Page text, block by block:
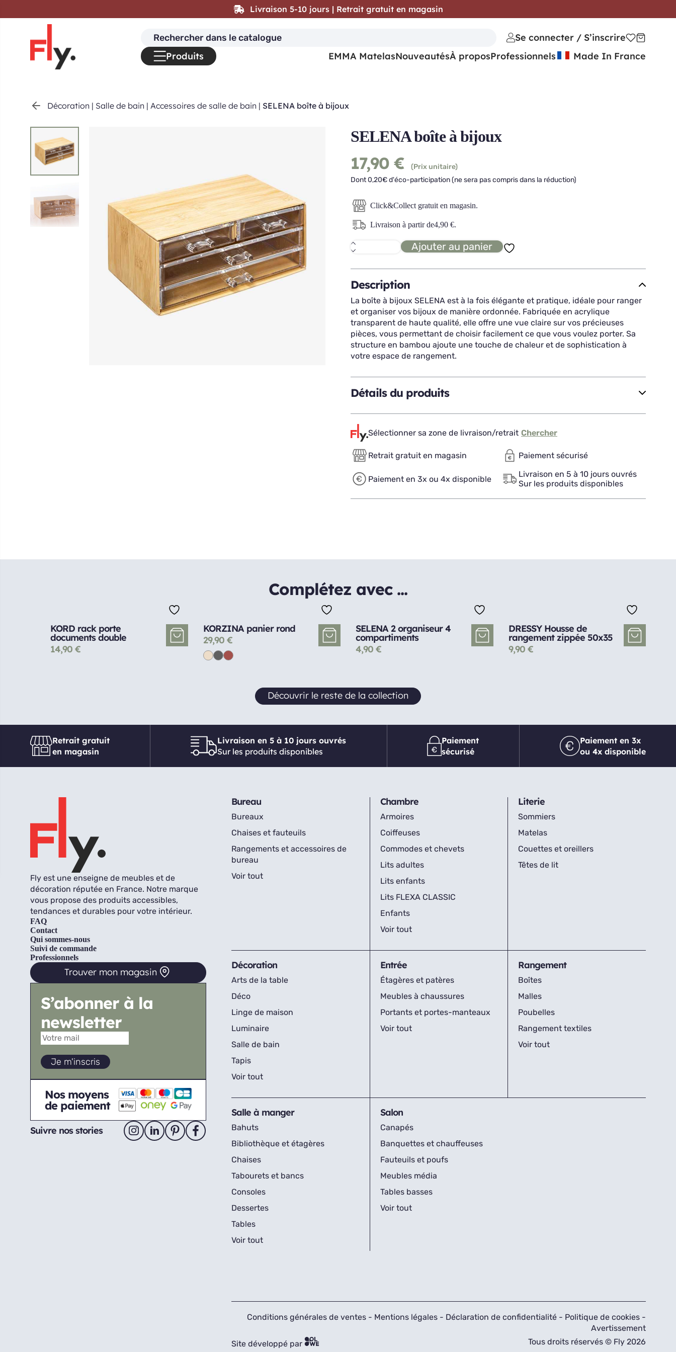
Décoration | Salle de bain | Accessoires de salle de bain | SELENA boîte à bijoux
SELENA boîte à bijoux
17,90 €
(Prix unitaire)
Dont 0,20€ d'éco-participation (ne sera pas compris dans la réduction)
Click&Collect gratuit en magasin.
Livraison à partir de4,90 €.
quantité
de
boîte
à
bijoux
Ajouter au panier
Description
La boîte à bijoux SELENA est à la fois élégante et pratique, idéale pour ranger
et organiser vos bijoux de manière ordonnée. Fabriquée en acrylique
transparent de haute qualité, elle offre une vue claire sur vos précieuses
pièces, vous permettant de choisir facilement ce que vous voulez porter. Sa
structure en bambou ajoute une touche de chaleur et de sophistication à
votre espace de rangement.
Détails du produits
Sélectionner sa zone de livraison/retrait Chercher
Retrait gratuit en magasin Paiement sécurisé
Paiement en 3x ou 4x disponible
Livraison en 5 à 10 jours ouvrés
Sur les produits disponibles
Complétez avec ...
KORD rack porte
documents double
14,90 €
KORZINA panier rond
29,90 €
SELENA 2 organiseur 4
compartiments
4,90 €
DRESSY Housse de
rangement zippée 50x35
9,90 €
Découvrir le reste de la collection
Retrait gratuit
en magasin
Livraison en 5 à 10 jours ouvrés
Sur les produits disponibles
Paiement
sécurisé
Paiement en 3x
ou 4x disponible
Fly est une enseigne de meubles et de
décoration réputée en France. Notre marque
vous propose des produits accessibles,
tendances et durables pour votre intérieur.
FAQ
Contact
Qui sommes-nous
Suivi de commande
Professionnels
Trouver mon magasin
S’abonner à la
newsletter
Nos moyens
de paiement
Suivre nos stories
Bureau
Bureaux
Chaises et fauteuils
Rangements et accessoires de
bureau
Voir tout
Chambre
Armoires
Coiffeuses
Commodes et chevets
Lits adultes
Lits enfants
Lits FLEXA CLASSIC
Enfants
Voir tout
Literie
Sommiers
Matelas
Couettes et oreillers
Têtes de lit
Décoration
Arts de la table
Déco
Linge de maison
Luminaire
Salle de bain
Tapis
Voir tout
Entrée
Étagères et patères
Meubles à chaussures
Portants et portes-manteaux
Voir tout
Rangement
Boîtes
Malles
Poubelles
Rangement textiles
Voir tout
Salle à manger
Bahuts
Bibliothèque et étagères
Chaises
Tabourets et bancs
Consoles
Dessertes
Tables
Voir tout
Salon
Canapés
Banquettes et chauffeuses
Fauteuils et poufs
Meubles média
Tables basses
Voir tout
Conditions générales de ventes - Mentions légales - Déclaration de confidentialité - Politique de cookies -
Avertissement
Site développé par
Tous droits réservés © Fly 2026
Livraison 5-10 jours | Retrait gratuit en magasin
Search
for:
Se connecter / S’inscrire
Produits
EMMA MatelasNouveautésÀ proposProfessionnels Made In France